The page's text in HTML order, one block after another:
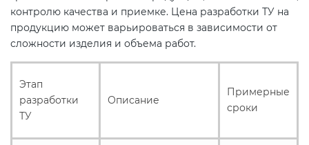
контролю качества и приемке. Цена разработки ТУ на
продукцию может варьироваться в зависимости от
сложности изделия и объема работ.
Этап
разработки
ТУ
Описание
Примерные
сроки
Сертификация спортивных
Сертификация электротехники
Сертификация ресурсов
Декларация ТР ТС
Декларирование косметики (ТР
ТС 009)
Декларирование оборудования